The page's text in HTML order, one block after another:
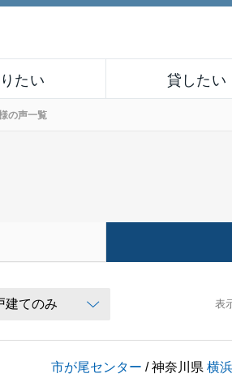
たい 貸したい
の声一覧
表
市が尾センター / 神奈川県横